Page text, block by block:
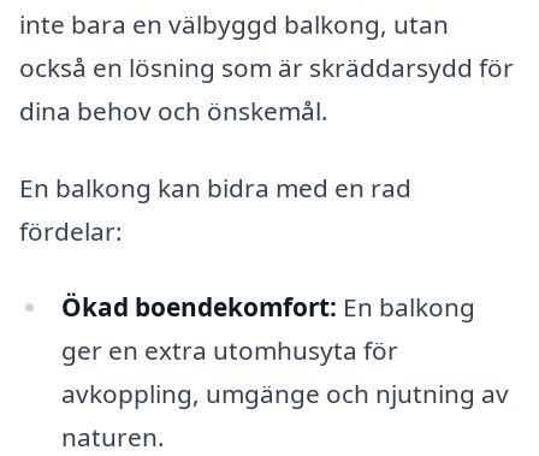
inte bara en välbyggd balkong, utan
också en lösning som är skräddarsydd för
dina behov och önskemål.
En balkong kan bidra med en rad
fördelar:
Ökad boendekomfort: En balkong
ger en extra utomhusyta för
avkoppling, umgänge och njutning av
naturen.